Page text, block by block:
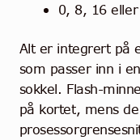
0, 8, 16 eller
Alt er integrert på
som passer inn i
sokkel. Flash-
på kortet, mens